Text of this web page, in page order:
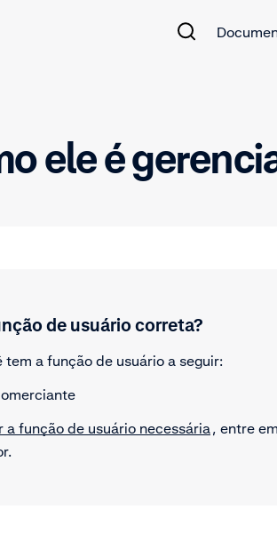
ele é
de usuário correta?
tem a função de usuário a seguir:
a função de usuário necessária, entre